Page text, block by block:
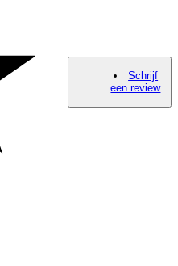
Schrijf
een review